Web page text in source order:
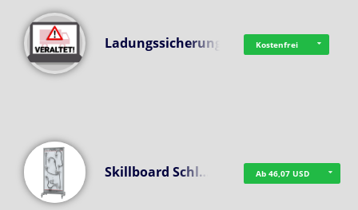
Ladungssicherung Kostenfrei
Skillboard Schl… Ab 46,07 USD